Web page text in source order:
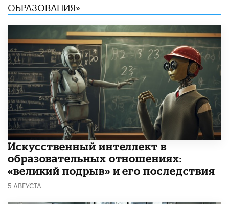
ОБРАЗОВАНИЯ»
​Искусственный интеллект в
образовательных отношениях:
«великий подрыв» и его последствия
5 АВГУСТА